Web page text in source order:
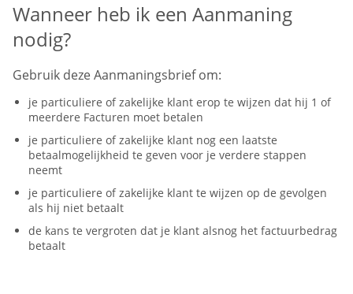
Aanmaning Betaling Mail Betalingsherinnering
Incasso Aanmaning
Eerste Betalingsherinnering
Eerste Aanmaningsbrief Aanmaning Mail
Herinnering Factuur Factuur Herinnering
Factuur Niet Betaling
Ingebrekestelling Betaling Factuur
Wanneer heb ik een Aanmaning
nodig?
Gebruik deze Aanmaningsbrief om:
je particuliere of zakelijke klant erop te wijzen dat hij 1 of
meerdere Facturen moet betalen
je particuliere of zakelijke klant nog een laatste
betaalmogelijkheid te geven voor je verdere stappen
neemt
je particuliere of zakelijke klant te wijzen op de gevolgen
als hij niet betaalt
de kans te vergroten dat je klant alsnog het factuurbedrag
betaalt